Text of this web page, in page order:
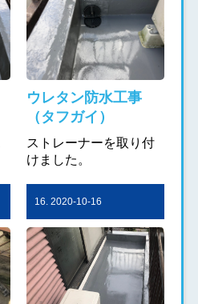
ウレタン防水工事
（タフガイ）
ストレーナーを取り付
けました。
16. 2020-10-16